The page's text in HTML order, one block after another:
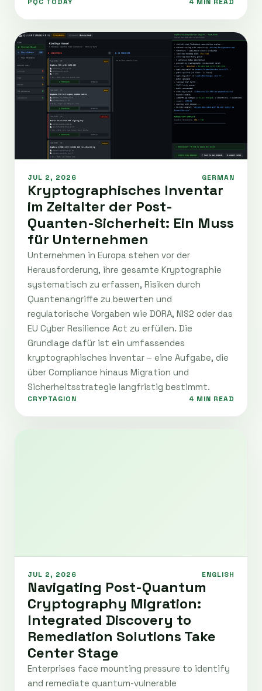
JUL 2, 2026 GERMAN
Kryptographisches Inventar
im Zeitalter der Post-
Quanten-Sicherheit: Ein Muss
für Unternehmen
Unternehmen in Europa stehen vor der
Herausforderung, ihre gesamte Kryptographie
systematisch zu erfassen, Risiken durch
Quantenangriffe zu bewerten und
regulatorische Vorgaben wie DORA, NIS2 oder das
EU Cyber Resilience Act zu erfüllen. Die
Grundlage dafür ist ein umfassendes
kryptographisches Inventar – eine Aufgabe, die
über Compliance hinaus Migration und
Sicherheitsstrategie langfristig bestimmt.
CRYPTAGION 4 MIN READ
JUL 2, 2026 ENGLISH
Navigating Post-Quantum
Cryptography Migration:
Integrated Discovery to
Remediation Solutions Take
Center Stage
Enterprises face mounting pressure to identify
and remediate quantum-vulnerable